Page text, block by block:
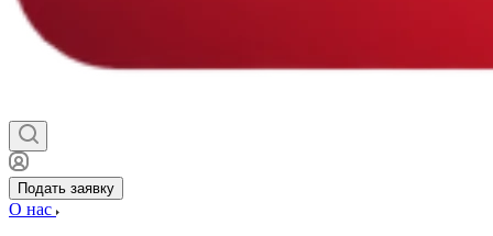
Подать заявку
О нас